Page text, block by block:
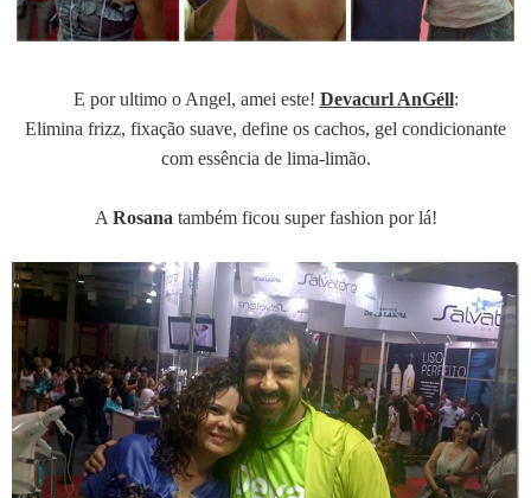
E por ultimo o Angel, amei este! Devacurl AnGéll:
Elimina frizz, fixação suave, define os cachos, gel condicionante
com essência de lima-limão.
ARosanatambém ficou super fashion por lá!